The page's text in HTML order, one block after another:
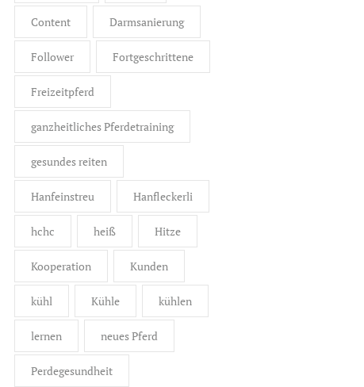
Content Darmsanierung
Follower Fortgeschrittene
Freizeitpferd
ganzheitliches Pferdetraining
gesundes reiten
Hanfeinstreu Hanfleckerli
hchc heiß Hitze
Kooperation Kunden
kühl Kühle kühlen
lernen neues Pferd
Perdegesundheit